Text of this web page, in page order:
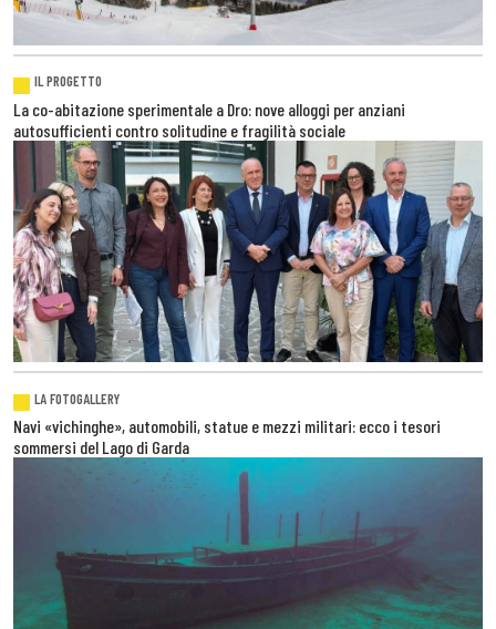
IL PROGETTO
La co-abitazione sperimentale a Dro: nove alloggi per anziani
autosufficienti contro solitudine e fragilità sociale
LA FOTOGALLERY
Navi «vichinghe», automobili, statue e mezzi militari: ecco i tesori
sommersi del Lago di Garda